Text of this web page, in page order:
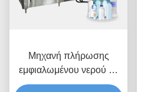
Μηχανή πλήρωσης
εμφιαλωμένου νερού με
ακρίβεια 220/380V